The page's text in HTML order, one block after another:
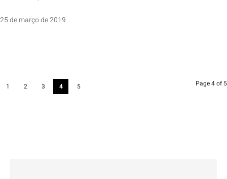
25 de março de 2019
1 2 3 4 5 Page 4 of 5